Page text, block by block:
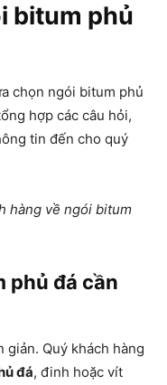
bitum phủ
chọn ngói bitum phủ
hợp các câu hỏi,
tin đến cho quý
hàng về ngói bitum
phủ đá cần
Quý khách hàng
đá, đinh hoặc vít